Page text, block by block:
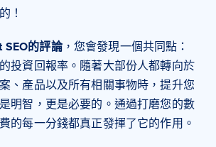
！
SEO的評論，您會發現一個共同點：
投資回報率。隨著大部份人都轉向於
、產品以及所有相關事物時，提升您
明智，更是必要的。通過打磨您的數
的每一分錢都真正發揮了它的作用。